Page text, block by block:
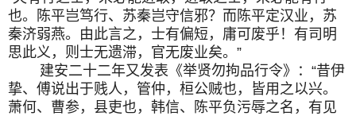
也。陈平岂笃行、苏秦岂守信邪？而陈平定汉业，苏
秦济弱燕。由此言之，士有偏短，庸可废乎！有司明
思此义，则士无遗滞，官无废业矣。”
建安二十二年又发表《举贤勿拘品行令》：“昔伊
挚、傅说出于贱人，管仲，桓公贼也，皆用之以兴。
萧何、曹参，县吏也，韩信、陈平负污辱之名，有见